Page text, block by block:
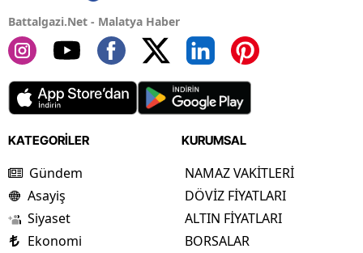
Battalgazi.Net - Malatya Haber
KATEGORİLER
Gündem
Asayiş
Siyaset
Ekonomi
KURUMSAL
NAMAZ VAKİTLERİ
DÖVİZ FİYATLARI
ALTIN FİYATLARI
BORSALAR